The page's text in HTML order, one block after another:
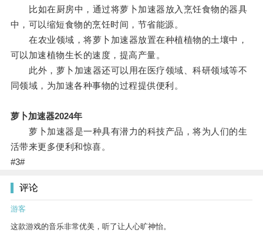
比如在厨房中，通过将萝卜加速器放入烹饪食物的器具
中，可以缩短食物的烹饪时间，节省能源。
在农业领域，将萝卜加速器放置在种植植物的土壤中，
可以加速植物生长的速度，提高产量。
此外，萝卜加速器还可以用在医疗领域、科研领域等不
同领域，为加速各种事物的过程提供便利。
萝卜加速器2024年
萝卜加速器是一种具有潜力的科技产品，将为人们的生
活带来更多便利和惊喜。
#3#
评论
游客
这款游戏的音乐非常优美，听了让人心旷神怡。